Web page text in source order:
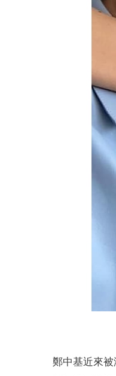
鄭中基近來